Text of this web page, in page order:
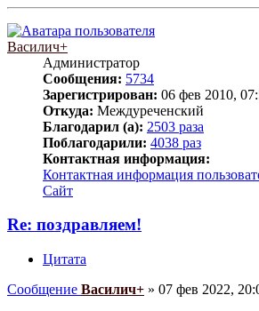
Василич+
Администратор
Сообщения: 5734
Зарегистрирован: 06 фев 2010,
Откуда: Междуреченский
Благодарил (а): 2503 раза
Поблагодарили: 4038 раз
Контактная информация:
Контактная информация
Сайт
Re: поздравляем!
Цитата
Сообщение Василич+ » 07 фев 2022,